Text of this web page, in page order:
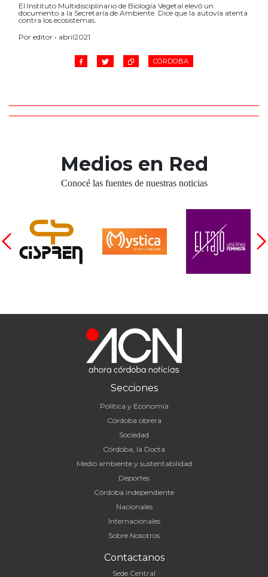
El Instituto Multidisciplinario de Biología Vegetal elevó un
documento a la Secretaría de Ambiente. Dice que la autovía atenta
contra los ecosistemas.
Por editor • abril2021
CÓRDOBA
Medios en Red
Conocé las fuentes de nuestras noticias
Secciones
Política y Economía
Córdoba obrera
Sociedad
Córdoba, la Docta
Medio ambiente y sustentabilidad
Deportes
Córdoba independiente
Nacionales
Internacionales
Sobre Nosotros
Contactanos
Sede Central